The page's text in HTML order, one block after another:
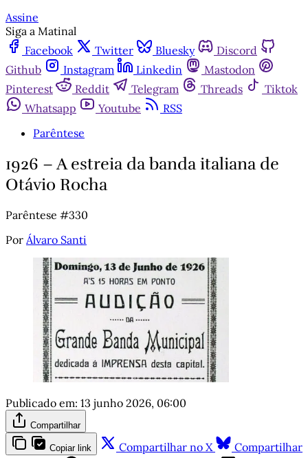
Assine
Siga a Matinal
Facebook
Twitter Bluesky
Discord
Github
Instagram Linkedin
Mastodon
Pinterest
Reddit Telegram Threads
Tiktok
Whatsapp
Youtube
RSS
Parêntese
1926 – A estreia da banda italiana de
Otávio Rocha
Parêntese #330
Por Álvaro Santi
Publicado em: 13 junho 2026, 06:00
Compartilhar
Copiar link Compartilhar no X
Compartilhar